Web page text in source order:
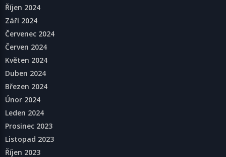
Říjen 2024
Září 2024
Červenec 2024
Červen 2024
Květen 2024
Duben 2024
Březen 2024
Únor 2024
Leden 2024
Prosinec 2023
Listopad 2023
Říjen 2023